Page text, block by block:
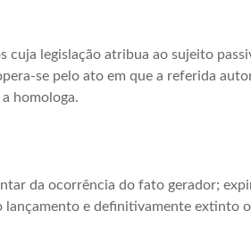
legislação atribua ao sujeito
se pelo ato em que a referida
homologa.
da ocorrência do fato gerador;
lançamento e definitivamente extinto